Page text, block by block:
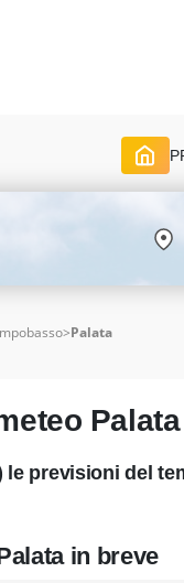
>Palata
Palata
le previsioni del
in breve